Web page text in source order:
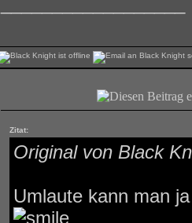
Zitat:
Original von Black
Umlaute kann man